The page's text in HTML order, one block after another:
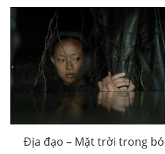
Địa đạo – Mặt trời trong